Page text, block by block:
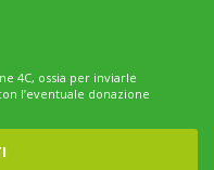
4C, ossia per inviarle
l’eventuale donazione